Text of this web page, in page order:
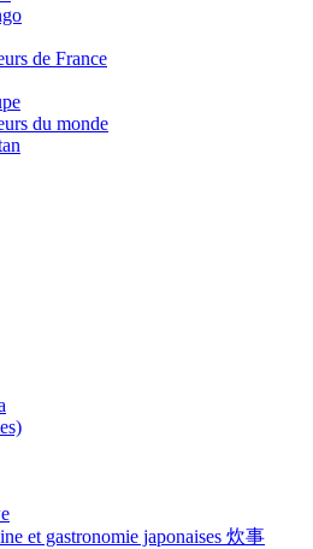
de France
du monde
et gastronomie japonaises 炊事